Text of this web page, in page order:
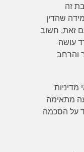
זה
שהדין
זאת, חשוב
עושה
והרחב
מתאימה
ילמד על הסכמה